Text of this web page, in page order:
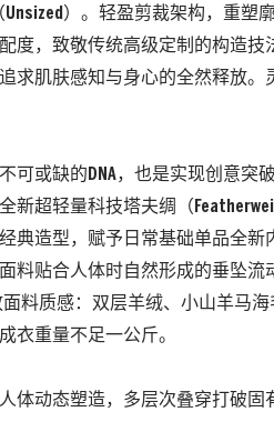
Unsized ） 。 轻盈剪裁架构，重塑
度， 致敬传统高级定制的构造技
追求肌肤感知与身心的全然释放。
可或缺的 DNA， 也是实现创意突
新超轻量科技塔夫绸（
典造型， 赋予日常基础单品全新
料贴合人体时自然形成的垂坠流
料质感：双层羊绒、小山羊马
衣重量不足一公斤。
体动态塑造， 多层次叠穿打破固